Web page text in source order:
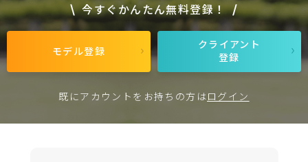
今すぐかんたん無料登録！
モデル登録
クライアント
登録
既にアカウントをお持ちの方はログイン